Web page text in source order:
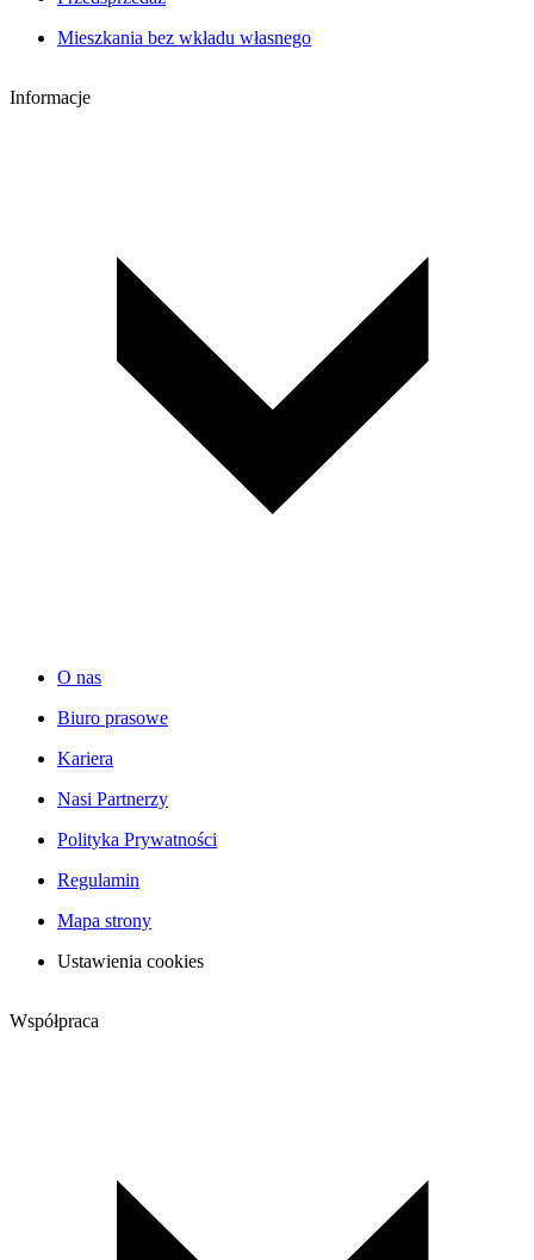
Mieszkania bez wkładu własnego
Informacje
O nas
Biuro prasowe
Kariera
Nasi Partnerzy
Polityka Prywatności
Regulamin
Mapa strony
Ustawienia cookies
Współpraca